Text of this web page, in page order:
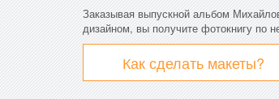
Заказывая выпускной альбом
дизайном, вы получите фотокнигу по
Как сделать макеты?